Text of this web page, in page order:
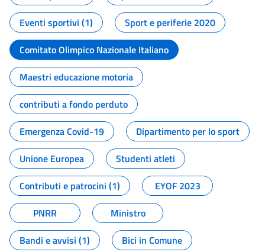
Eventi sportivi (1)
Sport e periferie 2020
Comitato Olimpico Nazionale Italiano
Maestri educazione motoria
contributi a fondo perduto
Emergenza Covid-19
Dipartimento per lo sport
Unione Europea
Studenti atleti
Contributi e patrocini (1)
EYOF 2023
PNRR
Ministro
Bandi e avvisi (1)
Bici in Comune